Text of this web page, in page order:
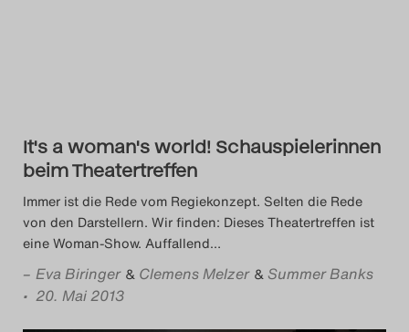
2015
Das Theatertreffen-Blog
2016
Das Theatertreffen-Blog
It's a woman's world! Schauspielerinnen
beim Theatertreffen
Immer ist die Rede vom Regiekonzept. Selten die Rede
von den Darstellern. Wir finden: Dieses Theatertreffen ist
eine Woman-Show. Auffallend…
– Eva Biringer & Clemens Melzer & Summer Banks
• 20. Mai 2013